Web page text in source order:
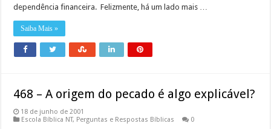
dependência financeira. Felizmente, há um lado mais …
Saiba Mais »
468 – A origem do pecado é algo explicável?
18 de junho de 2001
Escola Bíblica NT, Perguntas e Respostas Bíblicas 0